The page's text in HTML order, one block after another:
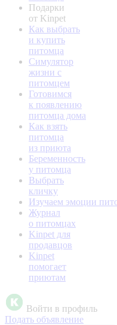
Подарки
от Kinpet
Как выбрать
и купить
питомца
Симулятор
жизни с
питомцем
Готовимся
к появлению
питомца дома
Как взять
питомца
из приюта
Беременность
у питомца
Выбрать
кличку
Изучаем эмоции
Журнал
о питомцах
Kinpet для
продавцов
Kinpet
помогает
приютам
Войти в профиль
Подать объявление